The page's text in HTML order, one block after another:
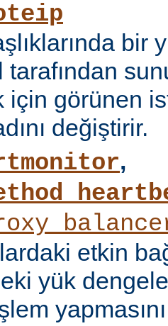
bir
tarafından
için görünen
değiştirir.
,
etkin
yük